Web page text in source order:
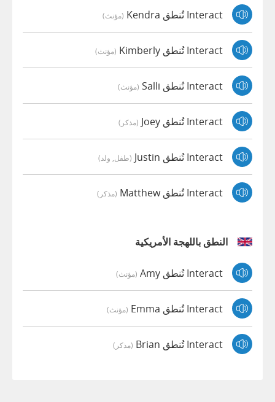
Interact تُنطق Kendra (مؤنث)
Interact تُنطق Kimberly (مؤنث)
Interact تُنطق Salli (مؤنث)
Interact تُنطق Joey (مذكر)
Interact تُنطق Justin (طفل, ولد)
Interact تُنطق Matthew (مذكر)
النطق باللهجة الأمريكية
Interact تُنطق Amy (مؤنث)
Interact تُنطق Emma (مؤنث)
Interact تُنطق Brian (مذكر)